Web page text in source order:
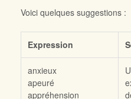
Voici quelques suggestions :
Expression
anxieux
apeuré
appréhension